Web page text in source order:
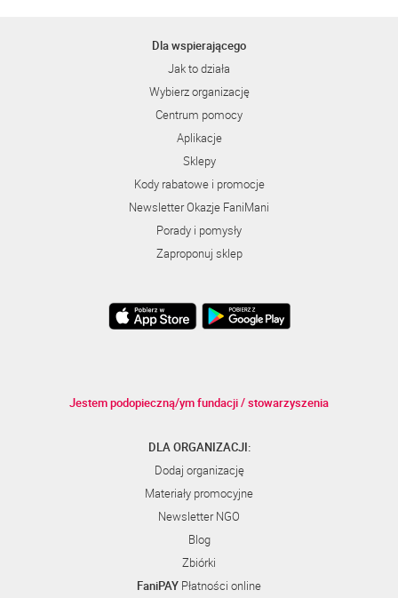
Dla wspierającego
Jak to działa
Wybierz organizację
Centrum pomocy
Aplikacje
Sklepy
Kody rabatowe i promocje
Newsletter Okazje FaniMani
Porady i pomysły
Zaproponuj sklep
Jestem podopieczną/ym fundacji / stowarzyszenia
DLA ORGANIZACJI:
Dodaj organizację
Materiały promocyjne
Newsletter NGO
Blog
Zbiórki
FaniPAY Płatności online